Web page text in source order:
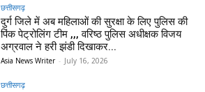
छत्तीसगढ़
दुर्ग जिले में अब महिलाओं की सुरक्षा के लिए पुलिस की
पिंक पेट्रोलिंग टीम ,,, वरिष्ठ पुलिस अधीक्षक विजय
अग्रवाल ने हरी झंडी दिखाकर...
Asia News Writer - July 16, 2026
छत्तीसगढ़